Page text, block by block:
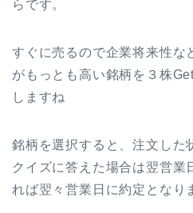
らです。
すぐに売るので企業将来性な
がもっとも高い銘柄を３株
しますね
銘柄を選択すると、注文した
クイズに答えた場合は翌営業
れば翌々営業日に約定となり